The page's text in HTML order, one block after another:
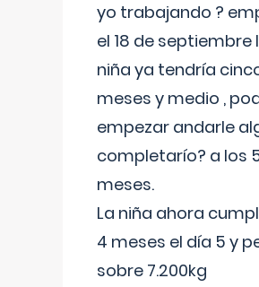
yo trabajando ?
el 18 de septiembre
niña ya tendría
meses y medio ,
empezar andarle
completarío? a los
meses.
La niña ahora
4 meses el día 5 y
sobre 7.200kg